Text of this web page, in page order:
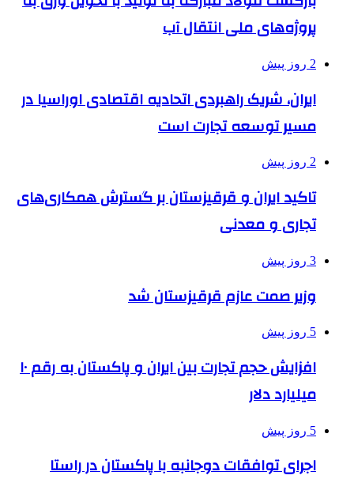
پروژه‌های ملی انتقال آب
2 روز پیش
ایران، شریک راهبردی اتحادیه اقتصادی اوراسیا در
مسیر توسعه تجارت است
2 روز پیش
تاکید ایران و قرقیزستان بر گسترش همکاری‌های
تجاری و معدنی
3 روز پیش
وزیر صمت عازم قرقیزستان شد
5 روز پیش
افزایش حجم تجارت بین ایران و پاکستان به رقم ۱۰
میلیارد دلار
5 روز پیش
اجرای توافقات دوجانبه با پاکستان در راستا